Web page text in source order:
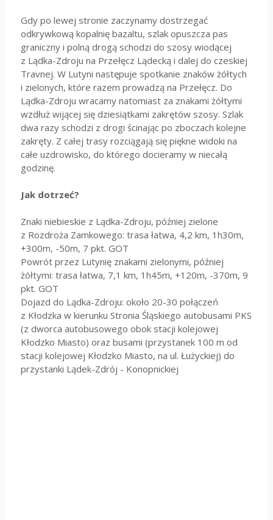
Gdy po lewej stronie zaczynamy dostrzegać
odkrywkową kopalnię bazaltu, szlak opuszcza pas
graniczny i polną drogą schodzi do szosy wiodącej
z Lądka-Zdroju na Przełęcz Lądecką i dalej do czeskiej
Travnej. W Lutyni następuje spotkanie znaków żółtych
i zielonych, które razem prowadzą na Przełęcz. Do
Lądka-Zdroju wracamy natomiast za znakami żółtymi
wzdłuż wijącej się dziesiątkami zakrętów szosy. Szlak
dwa razy schodzi z drogi ścinając po zboczach kolejne
zakręty. Z całej trasy rozciągają się piękne widoki na
całe uzdrowisko, do którego docieramy w niecałą
godzinę.
Jak dotrzeć?
Znaki niebieskie z Lądka-Zdroju, później zielone
z Rozdroża Zamkowego: trasa łatwa, 4,2 km, 1h30m,
+300m, -50m, 7 pkt. GOT
Powrót przez Lutynię znakami zielonymi, później
żółtymi: trasa łatwa, 7,1 km, 1h45m, +120m, -370m, 9
pkt. GOT
Dojazd do Lądka-Zdroju: około 20-30 połączeń
z Kłodzka w kierunku Stronia Śląskiego autobusami PKS
(z dworca autobusowego obok stacji kolejowej
Kłodzko Miasto) oraz busami (przystanek 100 m od
stacji kolejowej Kłodzko Miasto, na ul. Łużyckiej) do
przystanki Lądek-Zdrój - Konopnickiej